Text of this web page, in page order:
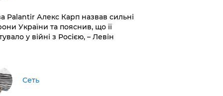
Palantir Алекс Карп назвав сильні
України та пояснив, що її
у війні з Росією, – Левін
Сеть